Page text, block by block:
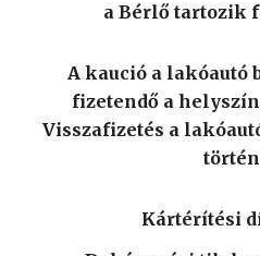
a Bérlő tartozik
A kaució a lakóautó
fizetendő a
Visszafizetés a
Kártérítési